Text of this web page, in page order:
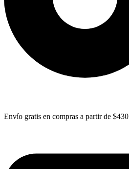
Envío gratis en compras a partir de $430